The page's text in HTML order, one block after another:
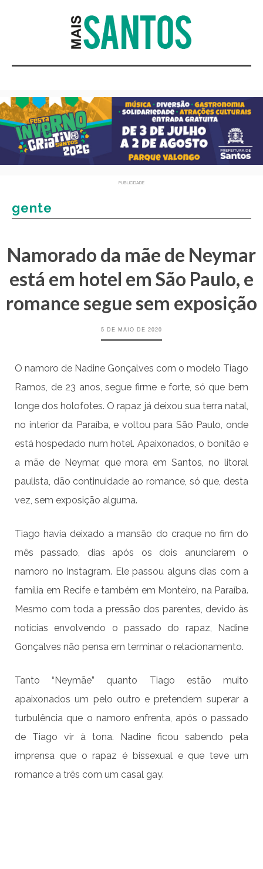
PUBLICIDADE
gente
Namorado da mãe de Neymar
está em hotel em São Paulo, e
romance segue sem exposição
5 DE MAIO DE 2020
O namoro de Nadine Gonçalves com o modelo Tiago
Ramos, de 23 anos, segue firme e forte, só que bem
longe dos holofotes. O rapaz já deixou sua terra natal,
no interior da Paraíba, e voltou para São Paulo, onde
está hospedado num hotel. Apaixonados, o bonitão e
a mãe de Neymar, que mora em Santos, no litoral
paulista, dão continuidade ao romance, só que, desta
vez, sem exposição alguma.
Tiago havia deixado a mansão do craque no fim do
mês passado, dias após os dois anunciarem o
namoro no Instagram. Ele passou alguns dias com a
família em Recife e também em Monteiro, na Paraíba.
Mesmo com toda a pressão dos parentes, devido às
notícias envolvendo o passado do rapaz, Nadine
Gonçalves não pensa em terminar o relacionamento.
Tanto “Neymãe” quanto Tiago estão muito
apaixonados um pelo outro e pretendem superar a
turbulência que o namoro enfrenta, após o passado
de Tiago vir à tona. Nadine ficou sabendo pela
imprensa que o rapaz é bissexual e que teve um
romance a três com um casal gay.